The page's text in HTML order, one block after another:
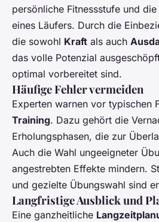
persönliche Fitnessstufe und
eines Läufers. Durch die
die sowohl Kraft als auch
das volle Potenzial
optimal vorbereitet sind.
Häufige Fehler vermeiden
Experten warnen vor typischen
Training. Dazu gehört die
Erholungsphasen, die zur
Auch die Wahl ungeeigneter
angestrebten Effekte mindern.
und gezielte Übungswahl sind
Langfristige Ausblick und
Eine ganzheitliche